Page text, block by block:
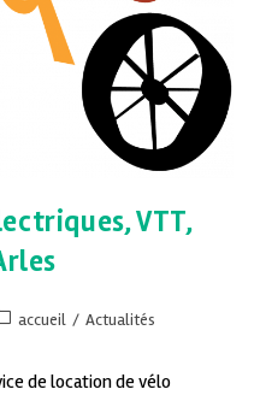
VTT,
accueil / Actualités
de location de vélo